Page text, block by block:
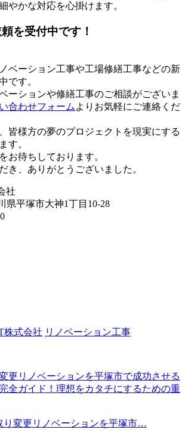
やかな対応を心掛けます。
を受付中です！
ベーション工事や工場修繕工事などの新
です。
ーションや修繕工事のご相談がございま
合わせフォーム よりお気軽にご連絡くだ
皆様方の夢のプロジェクトを現実にする
す。
お待ちしております。
き、ありがとうございました。
社
県平塚市大神1丁目10-28
株式会社 リノベーション工事
り変更リノベーションを平塚市…